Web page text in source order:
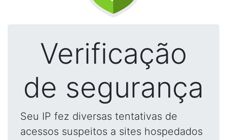
Verificação
de segurança
Seu IP fez diversas tentativas de
acessos suspeitos a sites hospedados